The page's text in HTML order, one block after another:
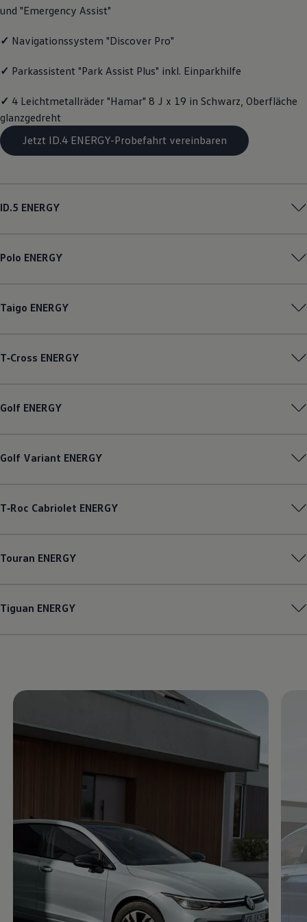
Magazin
Transport
Familie
Volkswagen R
Volkswagen Kundenbetreuung
und "Emergency Assist"
✓ Navigationssystem "Discover Pro"
✓ Parkassistent "Park Assist Plus" inkl. Einparkhilfe
✓ 4 Leichtmetallräder "Hamar" 8 J x 19 in Schwarz, Oberfläche
glanzgedreht
Jetzt ID.4 ENERGY-Probefahrt vereinbaren
ID.5 ENERGY
Polo ENERGY
Taigo ENERGY
T‑Cross ENERGY
Golf ENERGY
Golf Variant ENERGY
T‑Roc Cabriolet ENERGY
Touran ENERGY
Tiguan ENERGY